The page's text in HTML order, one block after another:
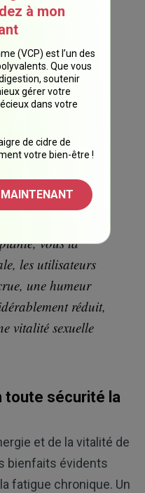
négatif
avec les
mêmes fins, qui
des troubles du
des
et une variété de
autres
produit une
vous la
les utilisateurs
une humeur
réduit,
vitalité sexuelle
toute sécurité la
et de la vitalité de
bienfaits évidents
fatigue chronique. Un
à mon
(VCP) est l’un des
Que vous
soutenir
gérer votre
dans votre
de cidre de
votre bien-être !